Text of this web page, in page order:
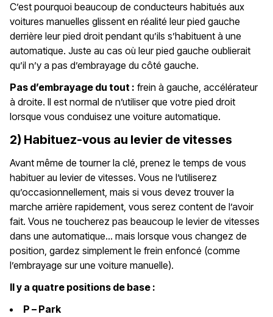
C’est pourquoi beaucoup de conducteurs habitués aux
voitures manuelles glissent en réalité leur pied gauche
derrière leur pied droit pendant qu’ils s’habituent à une
automatique. Juste au cas où leur pied gauche oublierait
qu’il n’y a pas d’embrayage du côté gauche.
Pas d’embrayage du tout : frein à gauche, accélérateur
à droite. Il est normal de n’utiliser que votre pied droit
lorsque vous conduisez une voiture automatique.
2) Habituez-vous au levier de vitesses
Avant même de tourner la clé, prenez le temps de vous
habituer au levier de vitesses. Vous ne l’utiliserez
qu’occasionnellement, mais si vous devez trouver la
marche arrière rapidement, vous serez content de l’avoir
fait. Vous ne toucherez pas beaucoup le levier de vitesses
dans une automatique… mais lorsque vous changez de
position, gardez simplement le frein enfoncé (comme
l’embrayage sur une voiture manuelle).
Il y a quatre positions de base :
P – Park